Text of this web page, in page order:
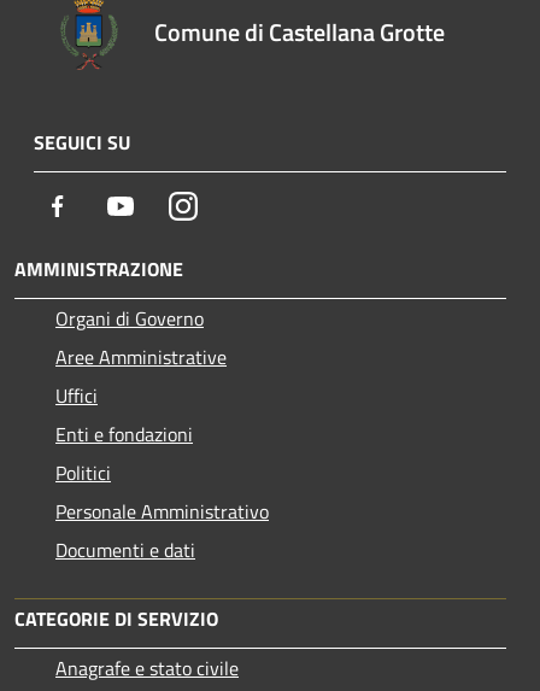
Comune di Castellana Grotte
SEGUICI SU
Facebook YoutubeInstagram
AMMINISTRAZIONE
Organi di Governo
Aree Amministrative
Uffici
Enti e fondazioni
Politici
Personale Amministrativo
Documenti e dati
CATEGORIE DI SERVIZIO
Anagrafe e stato civile